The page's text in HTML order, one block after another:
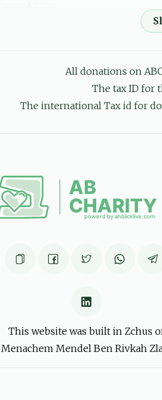
Elye Epsteinיושע ראלניצקי
הורוויץ, שלום נחמן טויב, אלחנן בער יאקאבאוויטש, א
6 months ago
כה לחי'
Anonymous
6 months ago
All donations on
The tax ID for
The international Tax id for
This website was built in Zchus
Menachem Mendel Ben Rivkah